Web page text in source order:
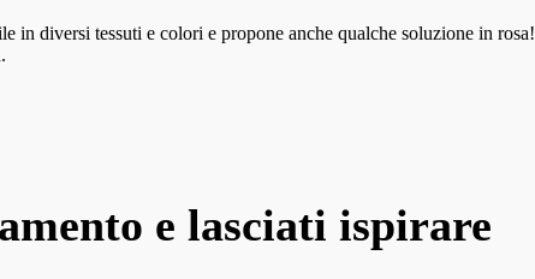
in diversi tessuti e colori e propone anche qualche soluzione in rosa!
e lasciati ispirare